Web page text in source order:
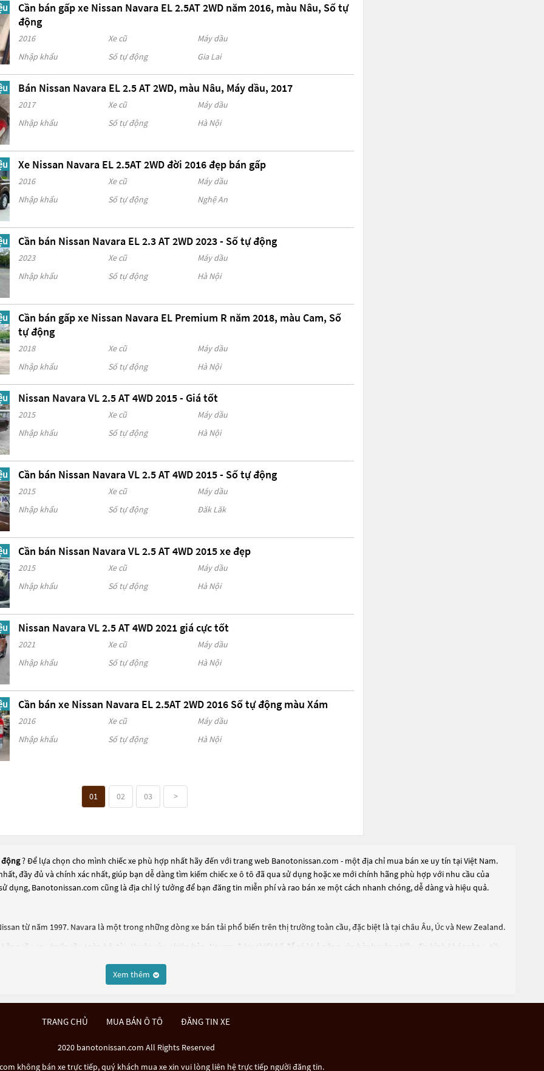
Cần bán gấp xe Nissan Navara EL 2.5AT 2WD năm 2016, màu Nâu, Số tự
động
2016 Xe cũ
Máy dầu
Nhập khẩu
Số tự động Gia Lai
Bán Nissan Navara EL 2.5 AT 2WD, màu Nâu, Máy dầu, 2017
2017 Xe cũ
Máy dầu
Nhập khẩu
Số tự động Hà Nội
Xe Nissan Navara EL 2.5AT 2WD đời 2016 đẹp bán gấp
2016 Xe cũ
Máy dầu
Nhập khẩu
Số tự động Nghệ An
Cần bán Nissan Navara EL 2.3 AT 2WD 2023 - Số tự động
2023 Xe cũ
Máy dầu
Nhập khẩu
Số tự động Hà Nội
Cần bán gấp xe Nissan Navara EL Premium R năm 2018, màu Cam, Số
tự động
2018 Xe cũ
Máy dầu
Nhập khẩu
Số tự động Hà Nội
Nissan Navara VL 2.5 AT 4WD 2015 - Giá tốt
2015 Xe cũ
Máy dầu
Nhập khẩu
Số tự động Hà Nội
Cần bán Nissan Navara VL 2.5 AT 4WD 2015 - Số tự động
2015 Xe cũ
Máy dầu
Nhập khẩu
Số tự động Đăk Lăk
Cần bán Nissan Navara VL 2.5 AT 4WD 2015 xe đẹp
2015 Xe cũ
Máy dầu
Nhập khẩu
Số tự động Hà Nội
Nissan Navara VL 2.5 AT 4WD 2021 giá cực tốt
2021 Xe cũ
Máy dầu
Nhập khẩu
Số tự động Hà Nội
Cần bán xe Nissan Navara EL 2.5AT 2WD 2016 Số tự động màu Xám
2016 Xe cũ
Máy dầu
Nhập khẩu
Số tự động Hà Nội
01 02 03 >
động? Để lựa chọn cho mình chiếc xe phù hợp nhất hãy đến với trang web Banotonissan.com - một địa chỉ mua bán xe uy tín tại Việt Nam.
đầy đủ và chính xác nhất, giúp bạn dễ dàng tìm kiếm chiếc xe ô tô đã qua sử dụng hoặc xe mới chính hãng phù hợp với nhu cầu của
dụng, Banotonissan.com cũng là địa chỉ lý tưởng để bạn đăng tin miễn phí và rao bán xe một cách nhanh chóng, dễ dàng và hiệu quả.
từ năm 1997. Navara là một trong những dòng xe bán tải phổ biến trên thị trường toàn cầu, đặc biệt là tại châu Âu, Úc và New Zealand.
cầu sau hoặc cầu toàn bộ, tùy thuộc vào phiên bản. Navara được thiết kế để có khả năng vận hành trên nhiều địa hình khác nhau, từ
đến 1 tấn và khả năng kéo tối đa lên đến 3,5 tấn, tùy thuộc vào phiên bản. Ngoài ra, Navara cũng được trang bị nhiều tính năng tiện ích
Xem thêm
TRANG CHỦ MUA BÁN Ô TÔ ĐĂNG TIN XE
2020 banotonissan.com All Rights Reserved
không bán xe trực tiếp, quý khách mua xe xin vui lòng liên hệ trực tiếp người đăng tin.